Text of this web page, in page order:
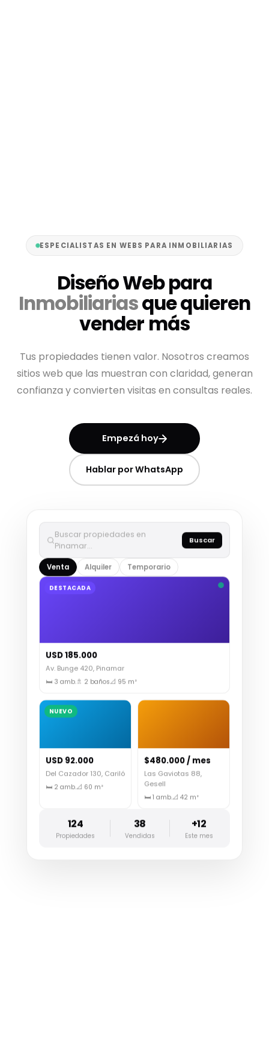
ESPECIALISTAS EN WEBS PARA INMOBILIARIAS
Diseño Web para
Inmobiliariasque quieren
vender más
Tus propiedades tienen valor. Nosotros creamos
sitios web que las muestran con claridad, generan
confianza y convierten visitas en consultas reales.
Empezá hoy
Hablar por WhatsApp
Buscar propiedades en
Pinamar…
Buscar
Venta Alquiler Temporario
DESTACADA
USD 185.000
Av. Bunge 420, Pinamar
🛏 3 amb. 🚿 2 baños 📐 95 m²
NUEVO
USD 92.000
Del Cazador 130, Cariló
🛏 2 amb. 📐 60 m²
$480.000 / mes
Las Gaviotas 88,
Gesell
🛏 1 amb. 📐 42 m²
124
Propiedades
38
Vendidas
+12
Este mes